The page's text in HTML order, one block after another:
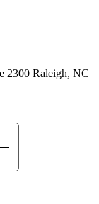
2300 Raleigh, NC